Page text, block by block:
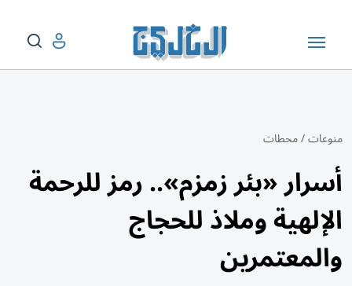
منوعات/محطات
أسرار «بئر زمزم».. رمز للرحمة
الإلهية وملاذ للحجاج
والمعتمرين